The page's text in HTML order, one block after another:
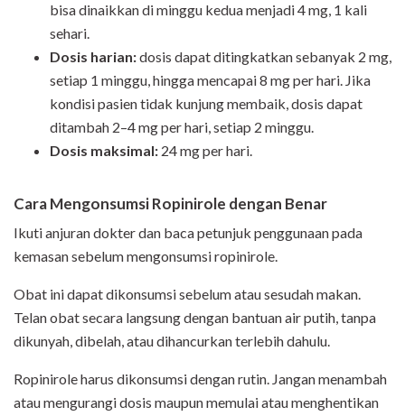
bisa dinaikkan di minggu kedua menjadi 4 mg, 1 kali
sehari.
Dosis harian:dosis dapat ditingkatkan sebanyak 2 mg,
setiap 1 minggu, hingga mencapai 8 mg per hari. Jika
kondisi pasien tidak kunjung membaik, dosis dapat
ditambah 2–4 mg per hari, setiap 2 minggu.
Dosis maksimal: 24 mg per hari.
Cara Mengonsumsi Ropinirole dengan Benar
Ikuti anjuran dokter dan baca petunjuk penggunaan pada
kemasan sebelum mengonsumsi ropinirole.
Obat ini dapat dikonsumsi sebelum atau sesudah makan.
Telan obat secara langsung dengan bantuan air putih, tanpa
dikunyah, dibelah, atau dihancurkan terlebih dahulu.
Ropinirole harus dikonsumsi dengan rutin. Jangan menambah
atau mengurangi dosis maupun memulai atau menghentikan